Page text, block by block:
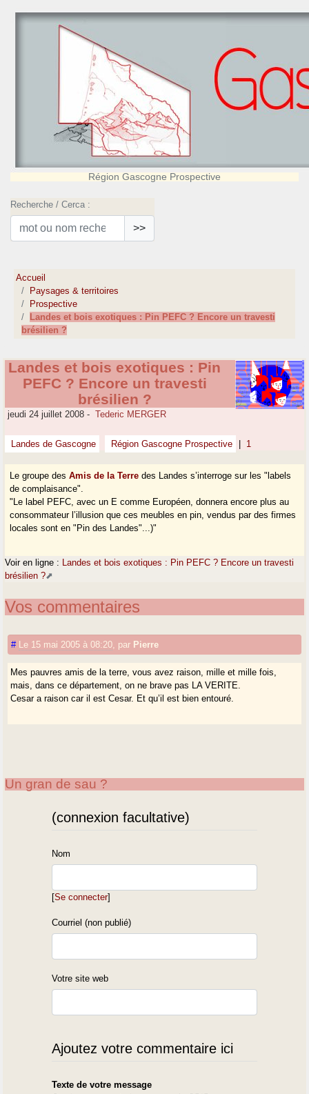
Région Gascogne Prospective
Recherche / Cerca :
>>
Accueil
Paysages & territoires
Prospective
Landes et bois exotiques : Pin PEFC ? Encore un travesti
brésilien ?
Landes et bois exotiques : Pin
PEFC ? Encore un travesti
brésilien ?
jeudi 24 juillet 2008 - Tederic MERGER
Landes de Gascogne Région Gascogne Prospective 1
Le groupe desAmis de la Terre des Landes s’interroge sur les "labels
de complaisance".
"Le label PEFC, avec un E comme Européen, donnera encore plus au
consommateur l’illusion que ces meubles en pin, vendus par des firmes
locales sont en "Pin des Landes"...)"
Voir en ligne :
Landes et bois exotiques : Pin PEFC ? Encore un travesti
brésilien ?
Vos commentaires
# Le 15 mai 2005 à 08:20 par Pierre
Mes pauvres amis de la terre, vous avez raison, mille et mille fois,
mais, dans ce département, on ne brave pas LA VERITE.
Cesar a raison car il est Cesar. Et qu’il est bien entouré.
Un gran de sau ?
(connexion facultative)
Nom
[Se connecter]
Courriel (non publié)
Votre site web
Ajoutez votre commentaire ici
Texte de votre message